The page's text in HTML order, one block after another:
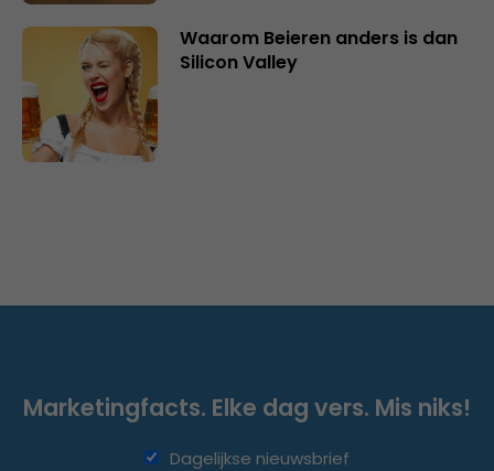
Waarom Beieren anders is dan
Silicon Valley
Marketingfacts. Elke dag vers. Mis niks!
Dagelijkse nieuwsbrief